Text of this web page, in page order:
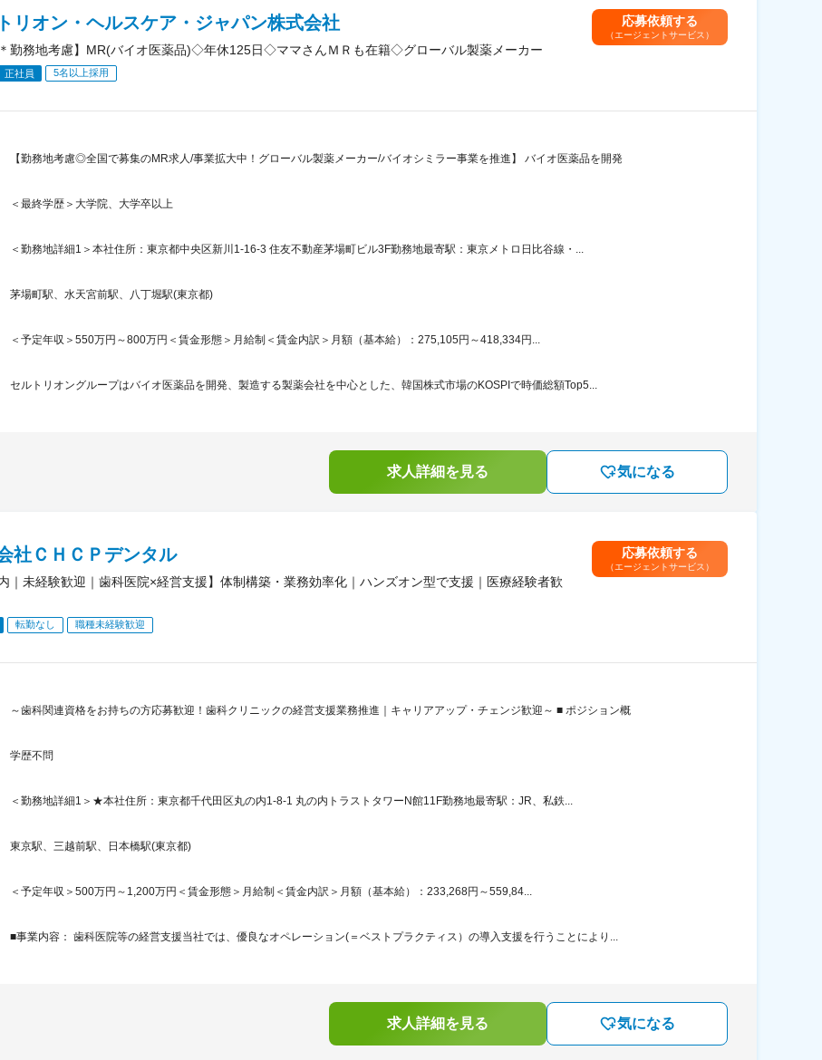
リオン・ヘルスケア・ジャパン株式会社
＊勤務地考慮】MR(バイオ医薬品)◇年休125日◇ママさんＭＲも在籍◇グローバル製薬メーカー
正社員 5名以上採用
応募依頼する
（エージェントサービス）
【勤務地考慮◎全国で募集のMR求人/事業拡大中！グローバル製薬メーカー/バイオシミラー事業を推進】 バイオ医薬品を開発
＜最終学歴＞大学院、大学卒以上
＜勤務地詳細1＞本社住所：東京都中央区新川1-16-3 住友不動産茅場町ビル3F勤務地最寄駅：東京メトロ日比谷線・...
茅場町駅、水天宮前駅、八丁堀駅(東京都)
＜予定年収＞550万円～800万円＜賃金形態＞月給制＜賃金内訳＞月額（基本給）：275,105円～418,334円...
セルトリオングループはバイオ医薬品を開発、製造する製薬会社を中心とした、韓国株式市場のKOSPIで時価総額Top5...
求人詳細を見る 気になる
社ＣＨＣＰデンタル
内｜未経験歓迎｜歯科医院×経営支援】体制構築・業務効率化｜ハンズオン型で支援｜医療経験者歓
転勤なし 職種未経験歓迎
応募依頼する
（エージェントサービス）
～歯科関連資格をお持ちの方応募歓迎！歯科クリニックの経営支援業務推進｜キャリアアップ・チェンジ歓迎～ ■ ポジション概
学歴不問
＜勤務地詳細1＞★本社住所：東京都千代田区丸の内1-8-1 丸の内トラストタワーN館11F勤務地最寄駅：JR、私鉄...
東京駅、三越前駅、日本橋駅(東京都)
＜予定年収＞500万円～1,200万円＜賃金形態＞月給制＜賃金内訳＞月額（基本給）：233,268円～559,84...
■事業内容： 歯科医院等の経営支援当社では、優良なオペレーション(＝ベストプラクティス）の導入支援を行うことにより...
求人詳細を見る 気になる